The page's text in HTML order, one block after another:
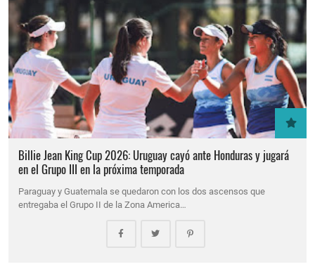
Billie Jean King Cup 2026: Uruguay cayó ante Honduras y jugará
en el Grupo III en la próxima temporada
Paraguay y Guatemala se quedaron con los dos ascensos que
entregaba el Grupo II de la Zona America…